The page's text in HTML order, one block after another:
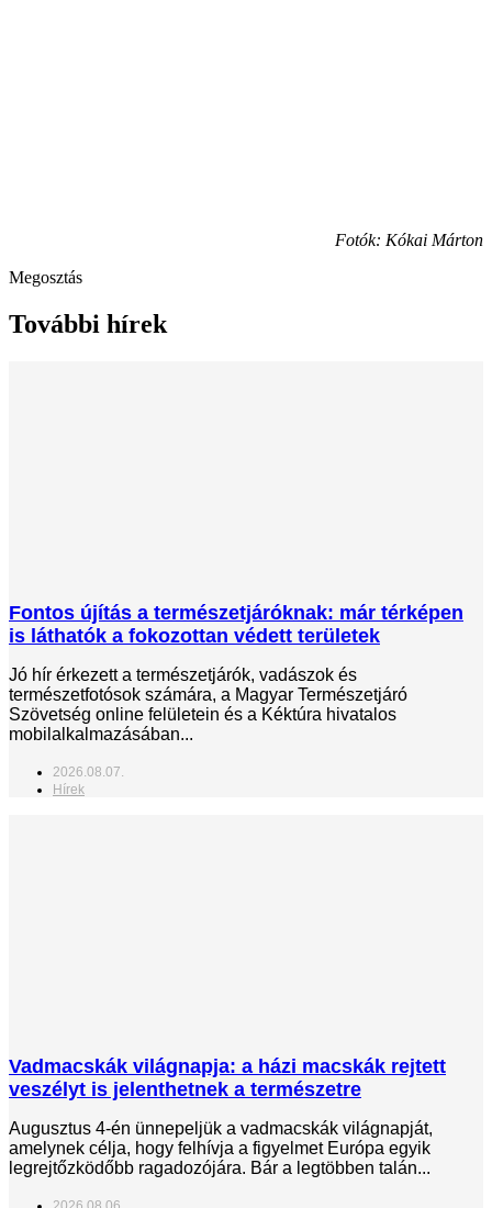
Fotók: Kókai Márton
Megosztás
További hírek
Fontos újítás a természetjáróknak: már térképen
is láthatók a fokozottan védett területek
Jó hír érkezett a természetjárók, vadászok és
természetfotósok számára, a Magyar Természetjáró
Szövetség online felületein és a Kéktúra hivatalos
mobilalkalmazásában...
2026.08.07.
Hírek
Vadmacskák világnapja: a házi macskák rejtett
veszélyt is jelenthetnek a természetre
Augusztus 4-én ünnepeljük a vadmacskák világnapját,
amelynek célja, hogy felhívja a figyelmet Európa egyik
legrejtőzködőbb ragadozójára. Bár a legtöbben talán...